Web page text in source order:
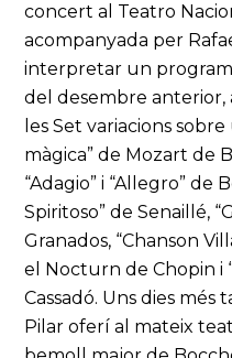
concert al Teatro
acompanyada per
interpretar un
del desembre anterior,
les Set variacions
màgica” de Mozart de
“Adagio” i “Allegro” de
Spiritoso” de Senaillé,
Granados, “Chanson
el Nocturn de Chopin i
Cassadó. Uns dies més
Pilar oferí al mateix